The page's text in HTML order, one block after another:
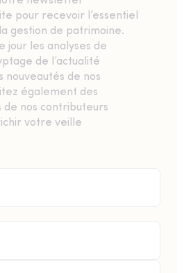
pour recevoir l’essentiel
gestion de patrimoine.
jour les analyses de
de l’actualité
nouveautés de nos
également des
de nos contributeurs
votre veille